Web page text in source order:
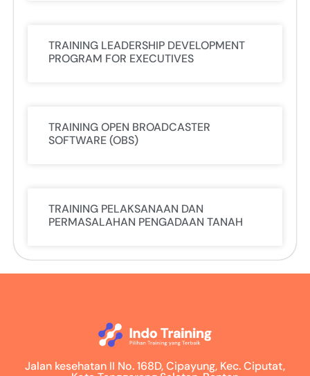
TRAINING LEADERSHIP DEVELOPMENT
PROGRAM FOR EXECUTIVES
TRAINING OPEN BROADCASTER
SOFTWARE (OBS)
TRAINING PELAKSANAAN DAN
PERMASALAHAN PENGADAAN TANAH
Jalan kesehatan II No. 168D, Cipayung, Kec. Ciputat,